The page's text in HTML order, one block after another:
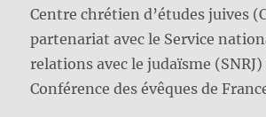
Centre chrétien d’études juives
partenariat avec le Service
relations avec le judaïsme (SNRJ)
Conférence des évêques de